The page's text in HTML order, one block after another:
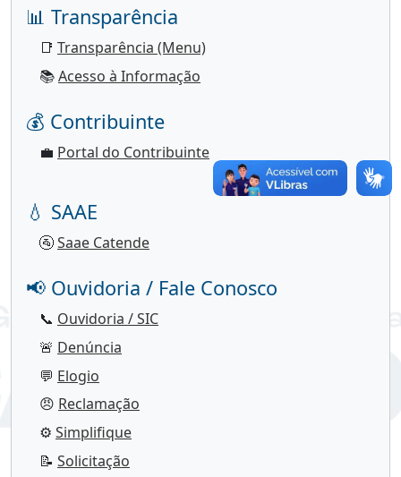
📊 Transparência
📑 Transparência (Menu)
📚Acesso à Informação
💰 Contribuinte
💼 Portal do Contribuinte
💧 SAAE
🚰Saae Catende
📢 Ouvidoria / Fale Conosco
📞 Ouvidoria / SIC
🚨 Denúncia
💬 Elogio
😠 Reclamação
⚙️ Simplifique
📝 Solicitação